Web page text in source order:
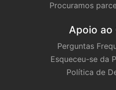
Procuramos
Apoio ao
Perguntas
Esqueceu-se da
Política de